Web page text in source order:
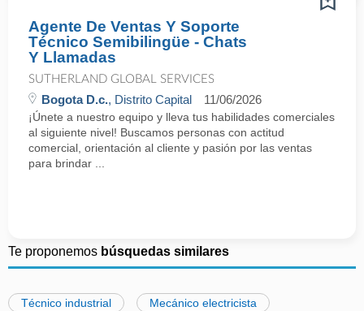
Agente De Ventas Y Soporte
Técnico Semibilingüe - Chats
Y Llamadas
SUTHERLAND GLOBAL SERVICES
Bogota D.c., Distrito Capital 11/06/2026
¡Únete a nuestro equipo y lleva tus habilidades comerciales
al siguiente nivel! Buscamos personas con actitud
comercial, orientación al cliente y pasión por las ventas
para brindar ...
Te proponemos búsquedas similares
Técnico industrial Mecánico electricista